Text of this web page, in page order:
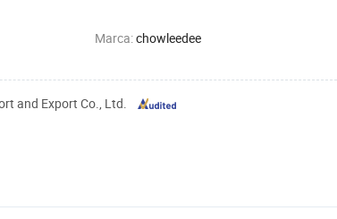
Marca:chowleedee
and Export Co., Ltd.